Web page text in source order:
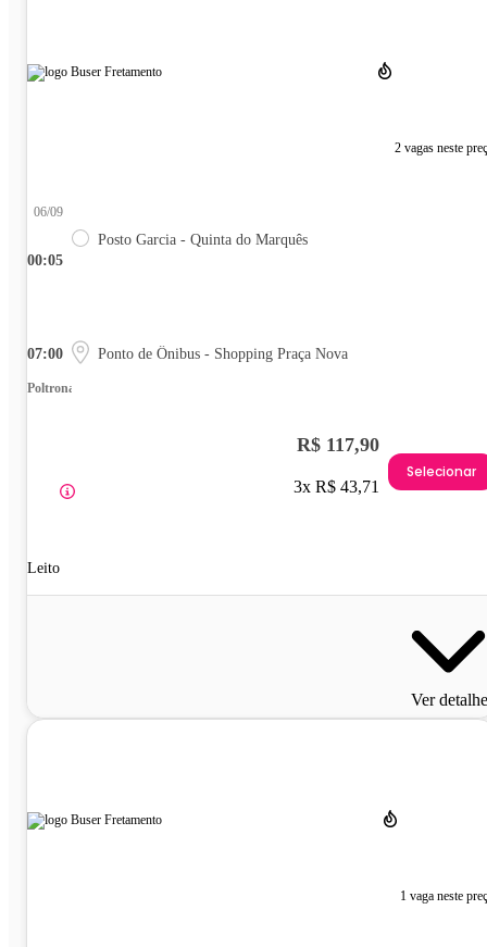
2 vagas neste
00:05
06/09
Posto Garcia - Quinta do Marquês
07:00 Ponto de Ônibus - Shopping Praça Nova
Poltrona
Leito
R$ 117,90
3x R$ 43,71
Selecionar
Ver
1 vaga neste